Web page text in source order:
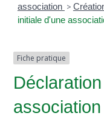
association >
initiale d'une
Fiche pratique
association